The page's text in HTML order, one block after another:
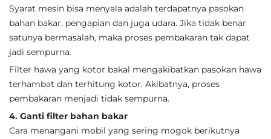
Syarat mesin bisa menyala adalah terdapatnya pasokan
bahan bakar, pengapian dan juga udara. Jika tidak benar
satunya bermasalah, maka proses pembakaran tak dapat
jadi sempurna.
Filter hawa yang kotor bakal mengakibatkan pasokan hawa
terhambat dan terhitung kotor. Akibatnya, proses
pembakaran menjadi tidak sempurna.
4. Ganti filter bahan bakar
Cara menangani mobil yang sering mogok berikutnya